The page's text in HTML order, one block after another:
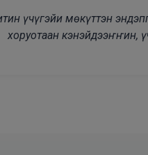
үчүгэйи мөкүттэн
хоруотаан кэнэйдээҥҥин,